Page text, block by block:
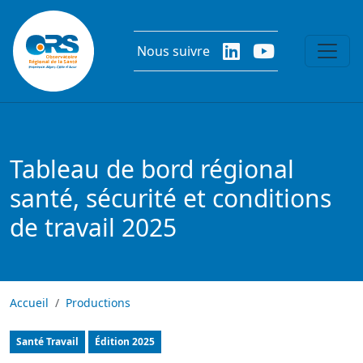
Aller au contenu principal
Nous suivre
Tableau de bord régional
santé, sécurité et conditions
de travail 2025
Accueil Productions
Tableau de bord
Santé Travail Édition 2025